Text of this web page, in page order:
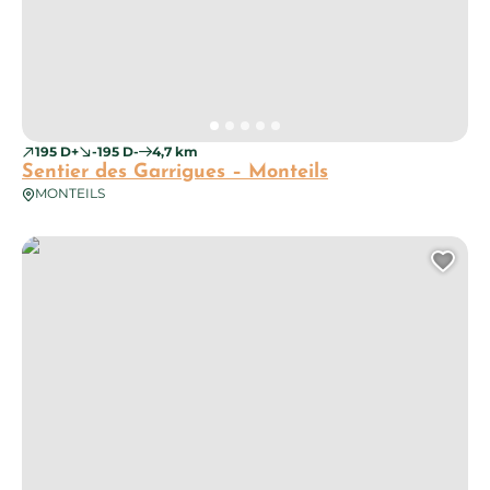
195 D+ -195 D- 4,7 km
Sentier des Garrigues – Monteils
MONTEILS
Entre Causse et Ségala – Naussac